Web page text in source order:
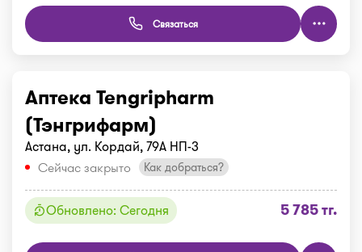
Связаться
Аптека Tengripharm
(Тэнгрифарм)
Астана, ул. Кордай, 79А НП-3
Сейчас закрыто
Как добраться?
Обновлено: Сегодня 5 785 тг.